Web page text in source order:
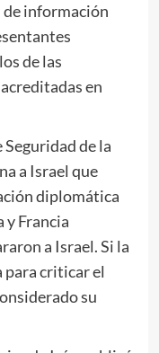
de información
de las
en
de la
a Israel que
diplomática
y Francia
a Israel. Si la
criticar el
su